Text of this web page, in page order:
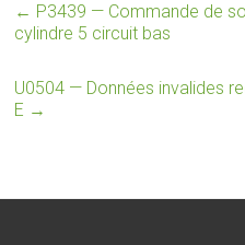
← P3439 — Commande de
cylindre 5 circuit bas
U0504 — Données invalides
E →